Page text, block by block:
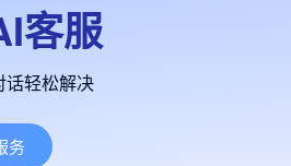
客服
话轻松解决
务